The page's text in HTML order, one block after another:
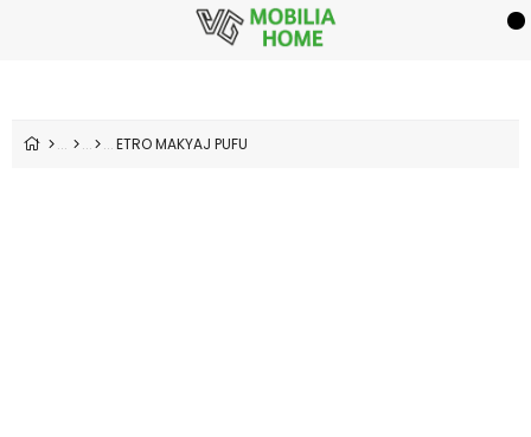
ETRO MAKYAJ PUFU